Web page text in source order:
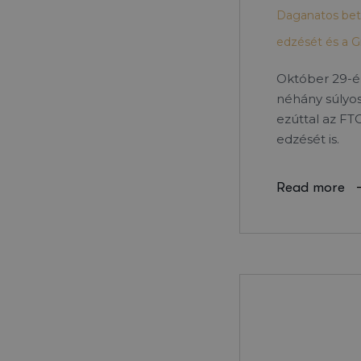
Daganatos
edzését és a
Október 29-
néhány
ezúttal az
edzését is.
Read more